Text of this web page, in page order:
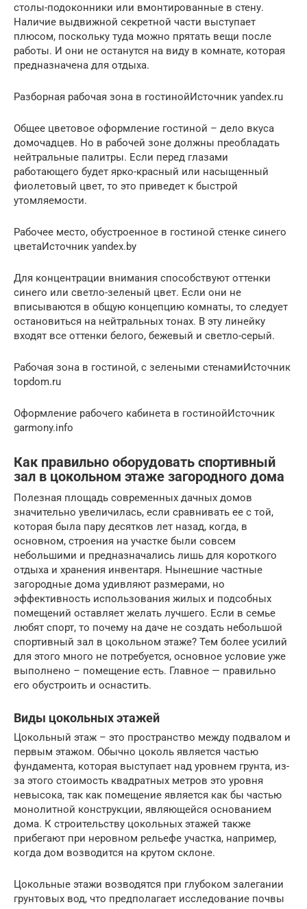
столы-подоконники или вмонтированные в стену.
Наличие выдвижной секретной части выступает
плюсом, поскольку туда можно прятать вещи после
работы. И они не останутся на виду в комнате, которая
предназначена для отдыха.
Разборная рабочая зона в гостинойИсточник yandex.ru
Общее цветовое оформление гостиной – дело вкуса
домочадцев. Но в рабочей зоне должны преобладать
нейтральные палитры. Если перед глазами
работающего будет ярко-красный или насыщенный
фиолетовый цвет, то это приведет к быстрой
утомляемости.
Рабочее место, обустроенное в гостиной стенке синего
цветаИсточник yandex.by
Для концентрации внимания способствуют оттенки
синего или светло-зеленый цвет. Если они не
вписываются в общую концепцию комнаты, то следует
остановиться на нейтральных тонах. В эту линейку
входят все оттенки белого, бежевый и светло-серый.
Рабочая зона в гостиной, с зелеными стенамиИсточник
topdom.ru
Оформление рабочего кабинета в гостинойИсточник
garmony.info
Как правильно оборудовать спортивный
зал в цокольном этаже загородного дома
Полезная площадь современных дачных домов
значительно увеличилась, если сравнивать ее с той,
которая была пару десятков лет назад, когда, в
основном, строения на участке были совсем
небольшими и предназначались лишь для короткого
отдыха и хранения инвентаря. Нынешние частные
загородные дома удивляют размерами, но
эффективность использования жилых и подсобных
помещений оставляет желать лучшего. Если в семье
любят спорт, то почему на даче не создать небольшой
спортивный зал в цокольном этаже? Тем более усилий
для этого много не потребуется, основное условие уже
выполнено – помещение есть. Главное — правильно
его обустроить и оснастить.
Виды цокольных этажей
Цокольный этаж – это пространство между подвалом и
первым этажом. Обычно цоколь является частью
фундамента, которая выступает над уровнем грунта, из-
за этого стоимость квадратных метров это уровня
невысока, так как помещение является как бы частью
монолитной конструкции, являющейся основанием
дома. К строительству цокольных этажей также
прибегают при неровном рельефе участка, например,
когда дом возводится на крутом склоне.
Цокольные этажи возводятся при глубоком залегании
грунтовых вод, что предполагает исследование почвы